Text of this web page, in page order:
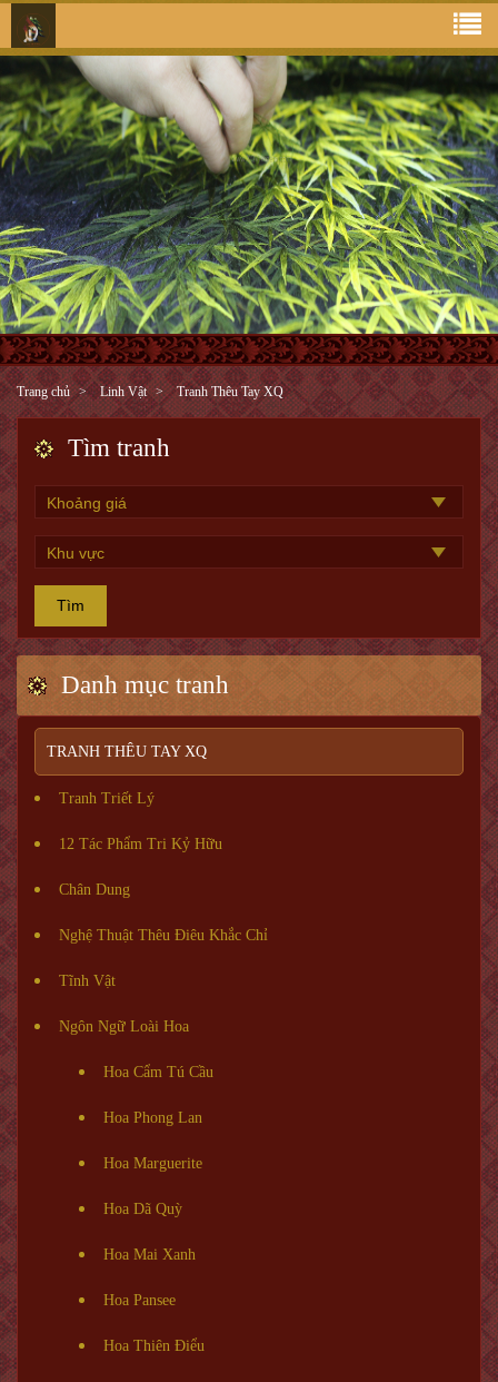
Trang chủ Linh Vật Tranh Thêu Tay XQ
Tìm tranh
Tìm
Danh mục tranh
TRANH THÊU TAY XQ
Tranh Triết Lý
12 Tác Phẩm Tri Kỷ Hữu
Chân Dung
Nghệ Thuật Thêu Điêu Khắc Chỉ
Tĩnh Vật
Ngôn Ngữ Loài Hoa
Hoa Cẩm Tú Cầu
Hoa Phong Lan
Hoa Marguerite
Hoa Dã Quỳ
Hoa Mai Xanh
Hoa Pansee
Hoa Thiên Điểu